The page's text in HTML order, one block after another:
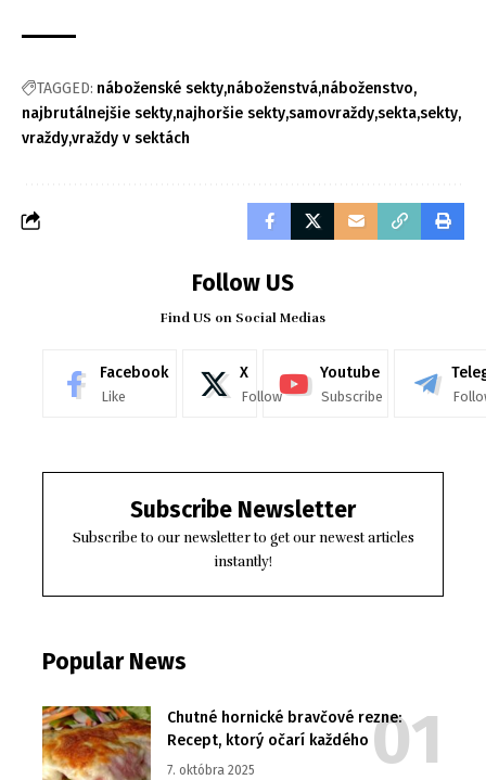
TAGGED: náboženské sekty náboženstvá náboženstvo
najbrutálnejšie sekty najhoršie sektysamovraždysektasekty
vraždyvraždy v sektách
Follow US
Find US on Social Medias
Facebook
Like
X
Follow
Youtube
Subscribe
Subscribe Newsletter
Subscribe to our newsletter to get our newest articles
instantly!
Popular News
Chutné hornické bravčové rezne:
Recept, ktorý očarí každého
7. októbra 2025